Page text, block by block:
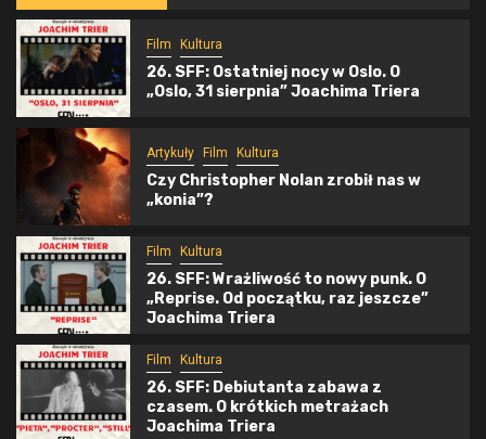
Film Kultura
26. SFF: Ostatniej nocy w Oslo. O
„Oslo, 31 sierpnia” Joachima Triera
Artykuły Film Kultura
Czy Christopher Nolan zrobił nas w
„konia”?
Film Kultura
26. SFF: Wrażliwość to nowy punk. O
„Reprise. Od początku, raz jeszcze”
Joachima Triera
Film Kultura
26. SFF: Debiutanta zabawa z
czasem. O krótkich metrażach
Joachima Triera